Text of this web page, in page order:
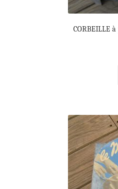
CORBEILLE